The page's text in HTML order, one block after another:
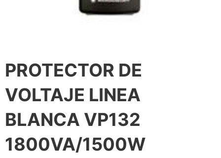
PROTECTOR DE
VOLTAJE LINEA
BLANCA VP132
1800VA/1500W